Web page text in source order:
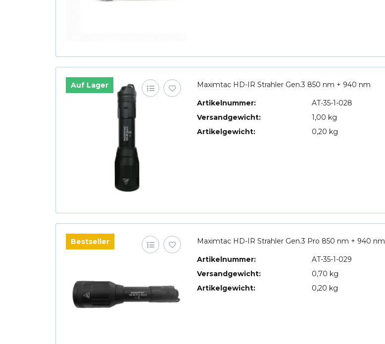
Auf Lager Maximtac HD-IR Strahler Gen.3 850 nm + 940 nm
Artikelnummer:
AT-35-1-028
Versandgewicht:
1,00 kg
Artikelgewicht:
0,20 kg
Bestseller Maximtac HD-IR Strahler Gen.3 Pro 850 nm + 940 nm
Artikelnummer:
AT-35-1-029
Versandgewicht:
0,70 kg
Artikelgewicht:
0,20 kg